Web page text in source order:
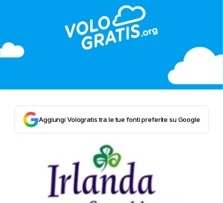
Aggiungi Vologratis tra le tue fonti preferite su Google